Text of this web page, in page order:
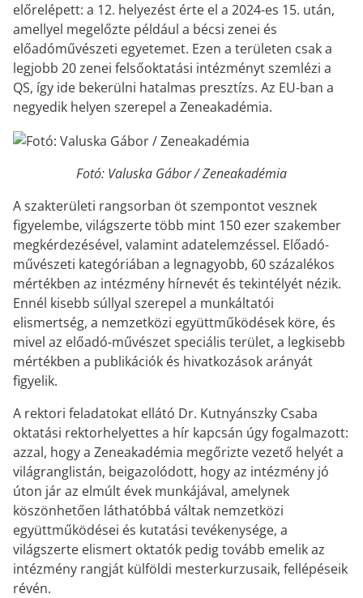
előrelépett: a 12. helyezést érte el a 2024-es 15. után,
amellyel megelőzte például a bécsi zenei és
előadóművészeti egyetemet. Ezen a területen csak a
legjobb 20 zenei felsőoktatási intézményt szemlézi a
QS, így ide bekerülni hatalmas presztízs. Az EU-ban a
negyedik helyen szerepel a Zeneakadémia.
Fotó: Valuska Gábor / Zeneakadémia
A szakterületi rangsorban öt szempontot vesznek
figyelembe, világszerte több mint 150 ezer szakember
megkérdezésével, valamint adatelemzéssel. Előadó-
művészeti kategóriában a legnagyobb, 60 százalékos
mértékben az intézmény hírnevét és tekintélyét nézik.
Ennél kisebb súllyal szerepel a munkáltatói
elismertség, a nemzetközi együttműködések köre, és
mivel az előadó-művészet speciális terület, a legkisebb
mértékben a publikációk és hivatkozások arányát
figyelik.
A rektori feladatokat ellátó Dr. Kutnyánszky Csaba
oktatási rektorhelyettes a hír kapcsán úgy fogalmazott:
azzal, hogy a Zeneakadémia megőrizte vezető helyét a
világranglistán, beigazolódott, hogy az intézmény jó
úton jár az elmúlt évek munkájával, amelynek
köszönhetően láthatóbbá váltak nemzetközi
együttműködései és kutatási tevékenysége, a
világszerte elismert oktatók pedig tovább emelik az
intézmény rangját külföldi mesterkurzusaik, fellépéseik
révén.